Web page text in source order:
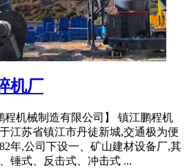
机厂
程机械制造有限公司】 镇江鹏程机
江苏省镇江市丹徒新城,交通极为便
年,公司下设一、矿山建材设备厂,其
锤式、反击式、冲击式 ...